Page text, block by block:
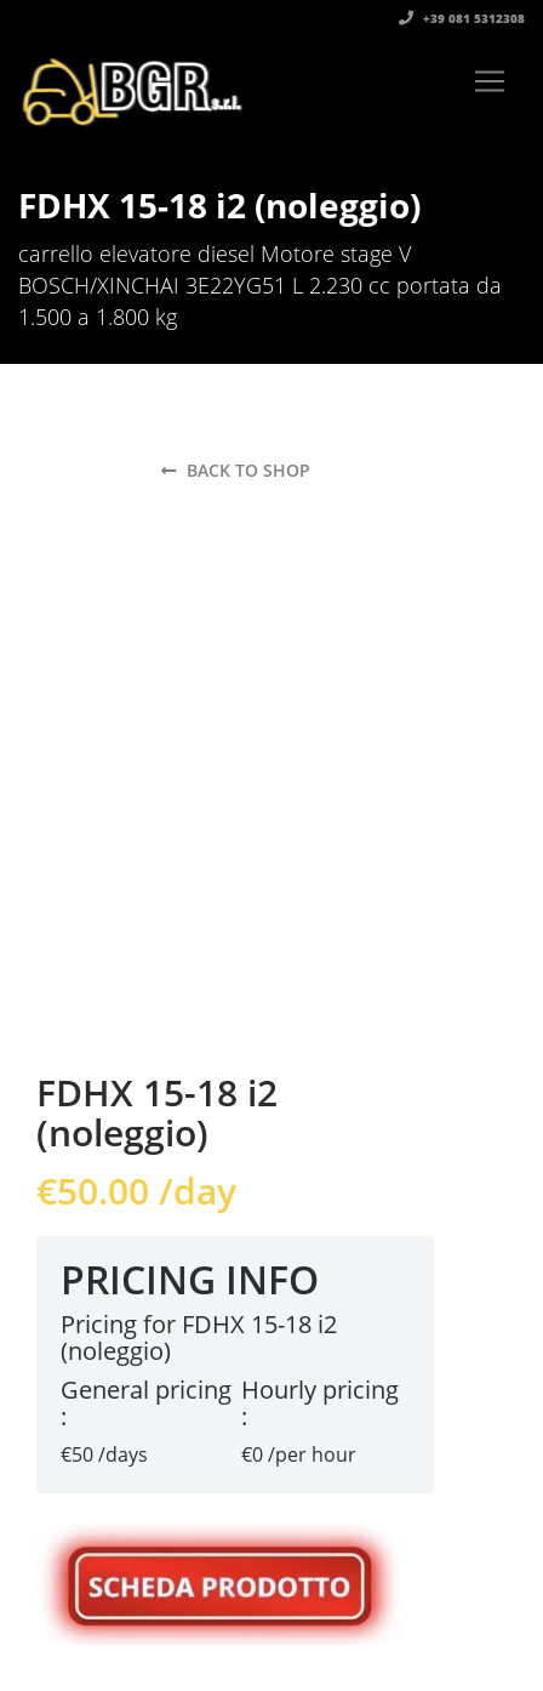
+39 081 5312308‬
FDHX 15-18 i2 (noleggio)
carrello elevatore diesel Motore stage V
BOSCH/XINCHAI 3E22YG51 L 2.230 cc portata da
1.500 a 1.800 kg
BACK TO SHOP
FDHX 15-18 i2
(noleggio)
€50.00 /day
PRICING INFO
Pricing for FDHX 15-18 i2
(noleggio)
General pricing
:
€50 /days
Hourly pricing
:
€0 /per hour